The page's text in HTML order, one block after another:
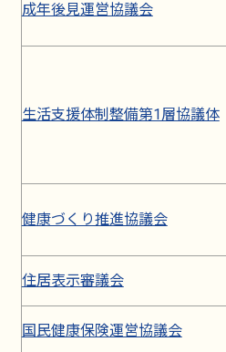
成年後見運営協議会
生活支援体制整備第1層協議体
健康づくり推進協議会
住居表示審議会
国民健康保険運営協議会